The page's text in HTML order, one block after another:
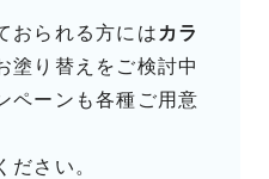
おられる方には カラ
塗り替えをご検討中
ペーンも各種ご用意
さい。